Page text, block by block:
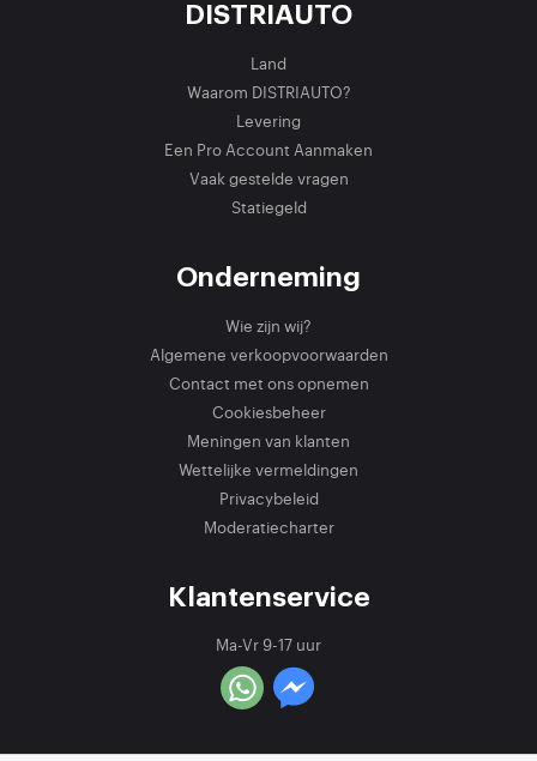
DISTRIAUTO
Land
Waarom DISTRIAUTO?
Levering
Een Pro Account Aanmaken
Vaak gestelde vragen
Statiegeld
Onderneming
Wie zijn wij?
Algemene verkoopvoorwaarden
Contact met ons opnemen
Cookiesbeheer
Meningen van klanten
Wettelijke vermeldingen
Privacybeleid
Moderatiecharter
Klantenservice
Ma-Vr 9-17 uur